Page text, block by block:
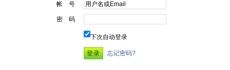
帐 号
密 码
下次自动登录
忘记密码?